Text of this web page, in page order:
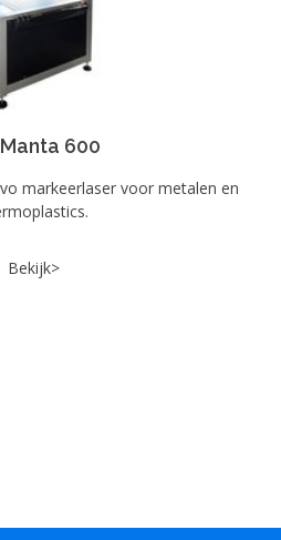
Manta 600
markeerlaser voor metalen en
Bekijk>